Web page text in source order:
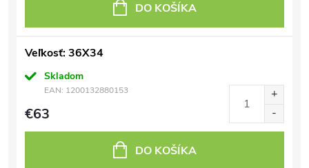
DO KOŠÍKA
Veľkosť: 36X34
Skladom
EAN: 1200132880153
€63
DO KOŠÍKA